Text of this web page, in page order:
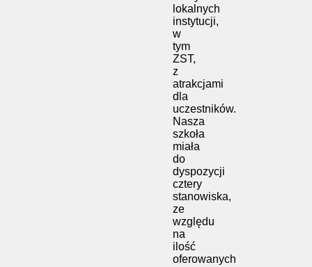
lokalnych
instytucji,
w
tym
ZST,
z
atrakcjami
dla
uczestników.
Nasza
szkoła
miała
do
dyspozycji
cztery
stanowiska,
ze
względu
na
ilość
oferowanych